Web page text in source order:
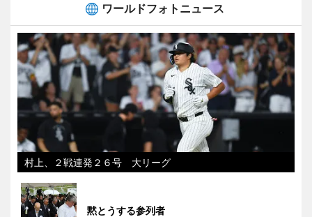
ワールドフォトニュース
村上、２戦連発２６号 大リーグ
黙とうする参列者